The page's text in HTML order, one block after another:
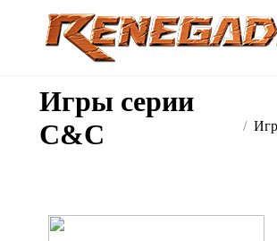
Игры серии
C&C